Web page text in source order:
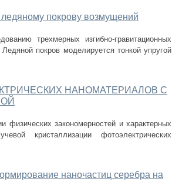
покрову возмущений
трехмерных изгибно-гравитационных
покров моделируется тонкой упругой
НАНОМАТЕРИАЛОВ С
физических закономерностей и характерных
кристаллизации фотоэлектрических
наночастиц серебра на